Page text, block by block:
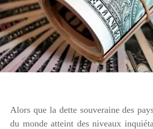
Alors que la dette souveraine des
du monde atteint des niveaux